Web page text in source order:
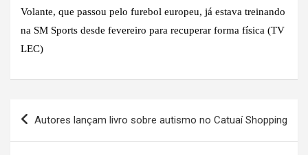
Volante, que passou pelo furebol europeu, já estava treinando
na SM Sports desde fevereiro para recuperar forma física (TV
LEC)
Autores lançam livro sobre autismo no Catuaí Shopping